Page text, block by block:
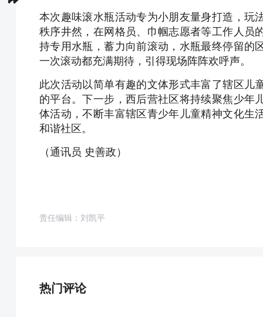
本次趣味滚水瓶活动专为小朋友量身打造，玩
秩序井然，在网格员、巾帼志愿者等工作人员
持专用水瓶，蓄力向前滚动，水瓶最终停留的
一次滚动都充满期待，引得现场阵阵欢呼声。
此次活动以简单有趣的文体形式丰富了辖区儿
的平台。下一步，西后营社区将持续聚焦少年
体活动，不断丰富辖区青少年儿童精神文化生
和谐社区。
（通讯员 史善政）
责任编辑：刘凯平
热门评论